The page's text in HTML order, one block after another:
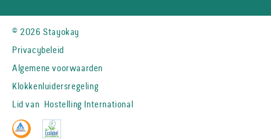
© 2026 Stayokay
Privacybeleid
Algemene voorwaarden
Klokkenluidersregeling
Lid van Hostelling International